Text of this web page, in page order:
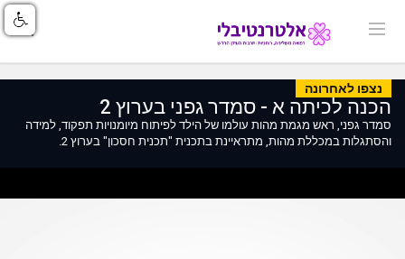
נצפו לאחרונה
הכנה לכיתה א - סמדר גפני בערוץ 2
סמדר גפני, ראש מגמת מהות עולמו של הילד לפיתוח מיומנויות תפקוד, למידה
והסתגלות במכללת מהות, מתראיינת בתכנית "תכנית חסכון" בערוץ 2.